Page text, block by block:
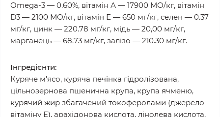
Omega-3 — 0.60%, вітамін А — 17900 МО/кг, вітамін
D3 — 2100 МО/кг, вітамін Е — 650 мг/кг, селен — 0.37
мг/кг, цинк — 220.78 мг/кг, мідь — 20,00 мг/кг,
марганець — 68.73 мг/кг, залізо — 210.30 мг/кг.
Інгредієнти:
Куряче м'ясо, куряча печінка гідролізована,
цільнозернова пшенична крупа, крупа ячменю,
курячий жир збагачений токоферолами (джерело
вітаміну Е), арахідонова кислота, лінолева кислота,